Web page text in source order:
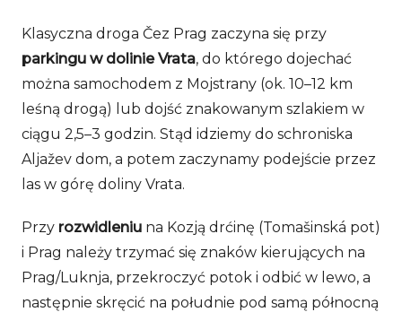
Klasyczna droga Čez Prag zaczyna się przy
parkingu w dolinie Vrata, do którego dojechać
można samochodem z Mojstrany (ok. 10–12 km
leśną drogą) lub dojść znakowanym szlakiem w
ciągu 2,5–3 godzin. Stąd idziemy do schroniska
Aljažev dom, a potem zaczynamy podejście przez
las w górę doliny Vrata.
Przy rozwidleniu na Kozją drćinę (Tomašinská pot)
i Prag należy trzymać się znaków kierujących na
Prag/Luknja, przekroczyć potok i odbić w lewo, a
następnie skręcić na południe pod samą północną